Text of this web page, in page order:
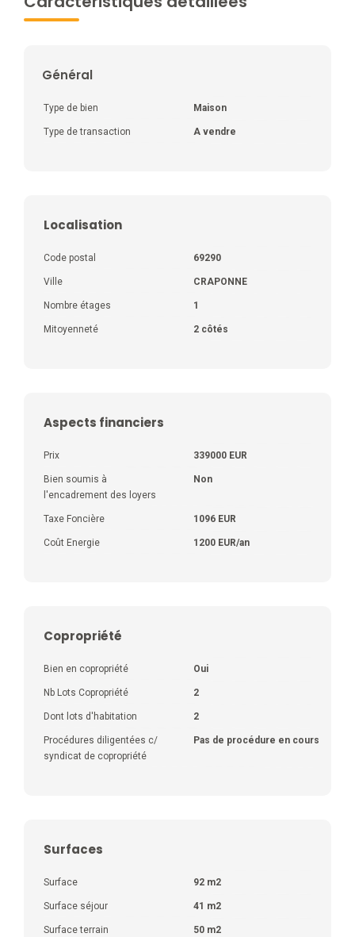
Général
Type de bien Maison
Type de transaction A vendre
Localisation
Code postal 69290
Ville CRAPONNE
Nombre étages 1
Mitoyenneté 2 côtés
Aspects financiers
Prix 339000 EUR
Bien soumis à
l'encadrement des loyers
Non
Taxe Foncière 1096 EUR
Coût Energie 1200 EUR/an
Copropriété
Bien en copropriété Oui
Nb Lots Copropriété 2
Dont lots d'habitation 2
Procédures diligentées c/
syndicat de copropriété
Pas de procédure en cours
Surfaces
Surface 92 m2
Surface séjour 41 m2
Surface terrain 50 m2